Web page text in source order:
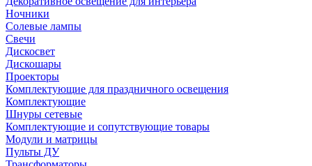
Ночники
Солевые лампы
Свечи
Дискосвет
Дискошары
Проекторы
Комплектующие для праздничного освещения
Комплектующие
Шнуры сетевые
Комплектующие и сопутствующие товары
Модули и матрицы
Пульты ДУ